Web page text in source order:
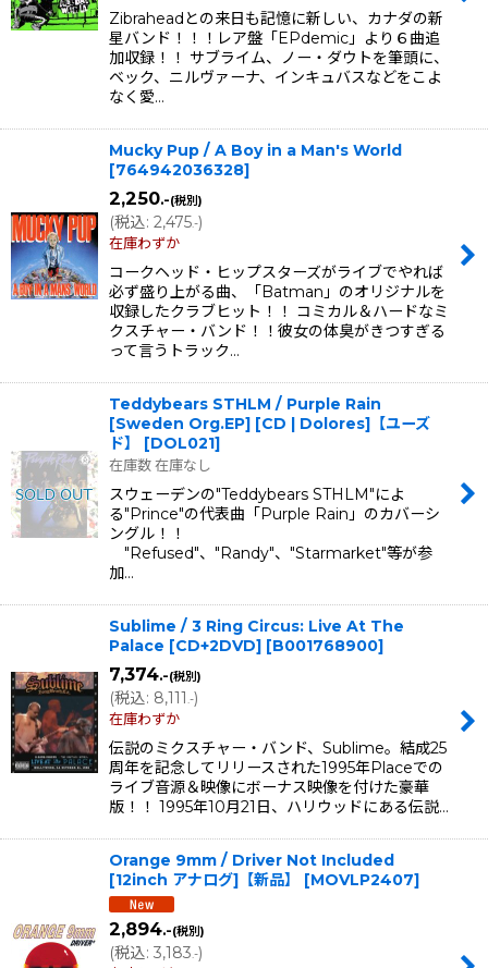
Zibraheadとの来日も記憶に新しい、カナダの新
星バンド！！！レア盤「EPdemic」より６曲追
加収録！！ サブライム、ノー・ダウトを筆頭に、
ベック、ニルヴァーナ、インキュバスなどをこよ
なく愛…
Mucky Pup / A Boy in a Man's World
[764942036328]
2,250.-(税別)
(税込: 2,475.-)
在庫わずか
コークヘッド・ヒップスターズがライブでやれば
必ず盛り上がる曲、「Batman」のオリジナルを
収録したクラブヒット！！ コミカル＆ハードなミ
クスチャー・バンド！！彼女の体臭がきつすぎる
って言うトラック…
Teddybears STHLM / Purple Rain
[Sweden Org.EP] [CD | Dolores]【ユーズ
ド】
[DOL021]
在庫数 在庫なし
スウェーデンの"Teddybears STHLM"によ
る"Prince"の代表曲「Purple Rain」のカバーシ
ングル！！
"Refused"、"Randy"、"Starmarket"等が参
加…
Sublime / 3 Ring Circus: Live At The
Palace [CD+2DVD] [B001768900]
7,374.-(税別)
(税込: 8,111 .-)
在庫わずか
伝説のミクスチャー・バンド、Sublime。結成25
周年を記念してリリースされた1995年Placeでの
ライブ音源＆映像にボーナス映像を付けた豪華
版！！ 1995年10月21日、ハリウッドにある伝説…
Orange 9mm / Driver Not Included
[12inch アナログ]【新品】
[MOVLP2407]
2,894.-(税別)
(税込: 3,183.-)